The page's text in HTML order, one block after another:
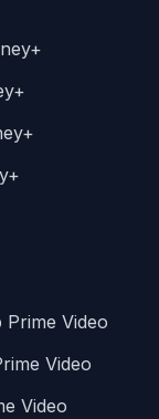
Video
Video
Video